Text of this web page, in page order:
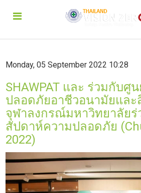
Monday, 05 September 2022 10:28
SHAWPAT และ ร่วมกับศู
ปลอดภัยอาชีวอนามัยและ
จุฬาลงกรณ์มหาวิทยาลัยร่
สัปดาห์ความปลอดภัย​
2022)